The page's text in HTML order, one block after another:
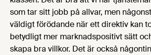
som tar sitt jobb på allvar, men
väldigt förödande när ett direktiv kan
betydligt mer marknadspositivt sätt
skapa bra villkor. Det är också